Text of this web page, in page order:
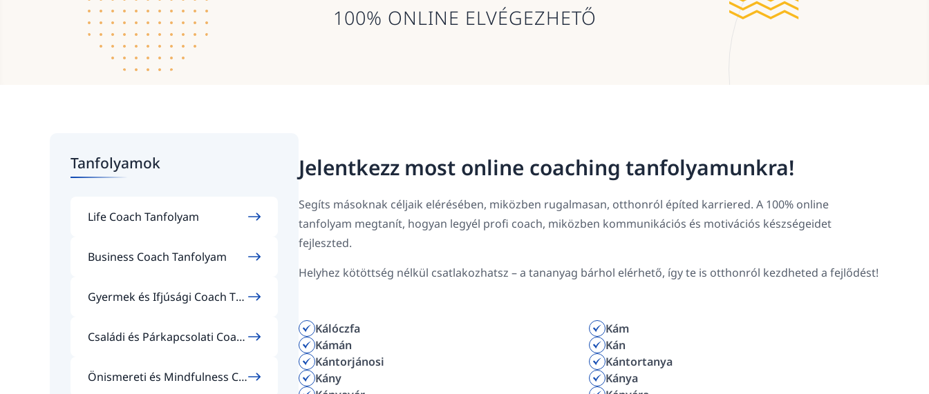
100% ONLINE ELVÉGEZHETŐ
Tanfolyamok
Life Coach Tanfolyam
Business Coach Tanfolyam
Gyermek és Ifjúsági Coach Tan
Családi és Párkapcsolati Coac
Önismereti és Mindfulness Co
Jelentkezz most online coaching tanfolyamunkra!
Segíts másoknak céljaik elérésében, miközben rugalmasan, otthonról építed karriered. A 100% online
tanfolyam megtanít, hogyan legyél profi coach, miközben kommunikációs és motivációs készségeidet
fejleszted.
Helyhez kötöttség nélkül csatlakozhatsz – a tananyag bárhol elérhető, így te is otthonról kezdheted a fejlődést!
Kálóczfa
Kámán
Kántorjánosi
Kány
Kám
Kán
Kántortanya
Kánya